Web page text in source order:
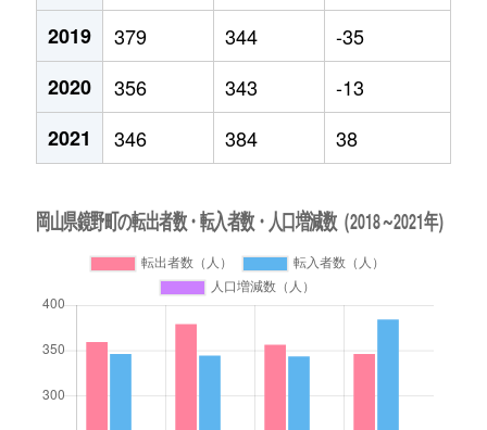
2019
379 344
-35
2020
356 343
-13
2021
346 384 38